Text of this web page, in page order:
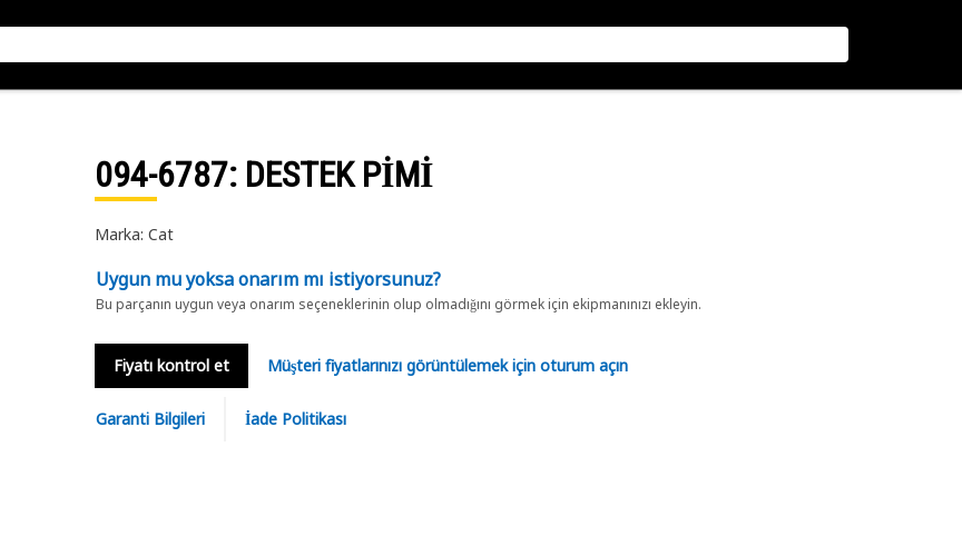
094-6787: DESTEK PİMİ
Marka: Cat
Uygun mu yoksa onarım mı istiyorsunuz?
Bu parçanın uygun veya onarım seçeneklerinin olup olmadığını görmek için ekipmanınızı ekleyin.
Fiyatı kontrol et Müşteri fiyatlarınızı görüntülemek için oturum açın
Garanti Bilgileri İade Politikası